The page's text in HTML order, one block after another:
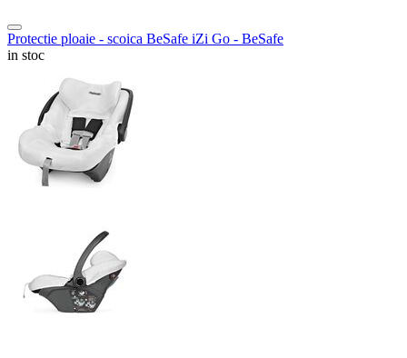
Protectie ploaie - scoica BeSafe iZi Go - BeSafe
in stoc